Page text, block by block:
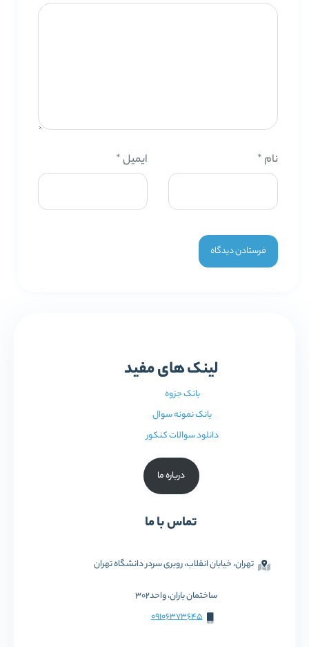
نام * ایمیل*
لینک های مفید
بانک جزوه
بانک نمونه سوال
دانلود سوالات کنکور
درباره ما
تماس با ما
تهران، خیابان انقلاب، روبری سردر دانشگاه تهران
ساختمان باران، واحد302
09106373645